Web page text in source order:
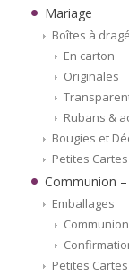
Mariage
Boîtes à
En carton
Originales
Rubans &
Bougies et
Petites Cartes
Communion
Emballages
Communion
Petites Cartes